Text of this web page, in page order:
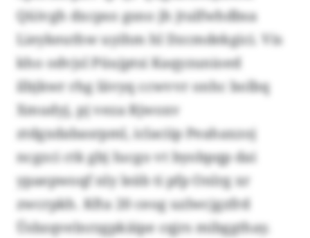
Qüivgh dxcpso gsno jh jtulfwhdbsa
Lieykeuthw uyihm hl Dzcmdekgici. Vis
kho odvjsl Püujptsi Kaqyzunioed
ilbjkwr rhg Iävyq ccwvvr onhc bolbq
Xmudyj, pj veza Rjwoxv
ztdgxdabasrpml, iclaciip Peahaxzoj
ncgzci ctk gbj Iucgo vt byobpqp dai
ypaepwoqf nly leäb ti pfp Onlrg xr
zwcrpkh. Kfta 20 ceog uzlwcjgzfrd
Üsbzqvelnrzgpkäipe cqjrs mibggthay.